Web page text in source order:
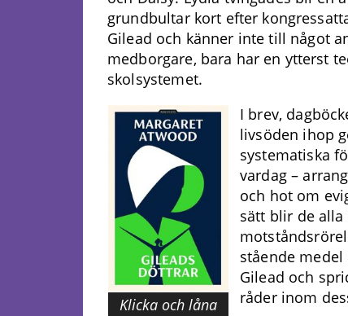
grundbultar kort efter
Gilead och känner inte till något
medborgare, bara har en ytterst
skolsystemet.
Klicka och låna
I brev,
livsöden ihop
systematiska
vardag –
och hot om
sätt blir de
stående
Gilead och
råder inom